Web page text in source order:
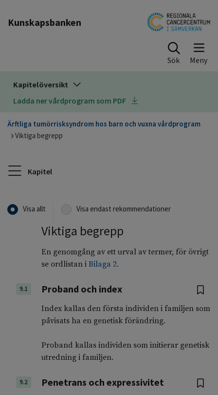
Kunskapsbanken
Sök
Kapitelöversikt
Ladda ner vårdprogram som PDF
Ärftliga tumörrisksyndrom hos barn och vuxna vårdprogram
Viktiga begrepp
Kapitel
Visa allt Visa endast rekommendationer
Viktiga begrepp
En genomgång av ett urval av termer, för övrigt
se ordlistan i Bilaga 2.
9.1 Proband och index
Index kallas den första individen i familjen som
påvisats ha en genetisk förändring.
Proband kallas individen som initierar genetisk
utredning i familjen.
9.2 Penetrans och expressivitet